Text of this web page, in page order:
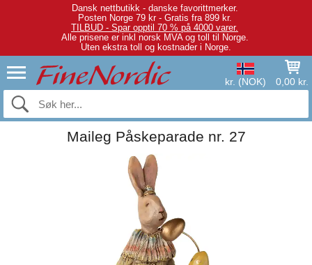
Dansk nettbutikk - danske favorittmerker.
Posten Norge 79 kr - Gratis fra 899 kr.
TILBUD - Spar opptil 70 % på 4000 varer.
Alle prisene er inkl norsk MVA og toll til Norge.
Uten ekstra toll og kostnader i Norge.
kr. (NOK) 0,00 kr.
Maileg Påskeparade nr. 27